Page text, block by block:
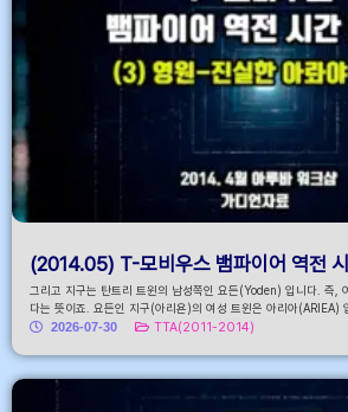
(2014.05) T-모비우스 뱀파이어 역전
그리고 지구는 탄트리 트윈의 남성쪽인 요든(Yoden) 입니다. 즉,
다는 뜻이죠. 요든인 지구(아리욘)의 여성 트윈은 아리아(ARIEA)
2026-07-30
TTA(2011-2014)